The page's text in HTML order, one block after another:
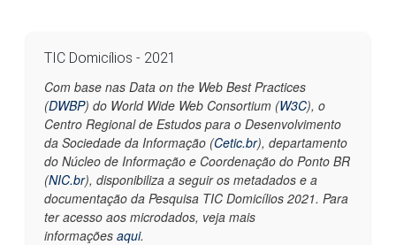
TIC Domicílios - 2021
Com base nas Data on the Web Best Practices
(DWBP) do World Wide Web Consortium (W3C), o
Centro Regional de Estudos para o Desenvolvimento
da Sociedade da Informação (Cetic.br), departamento
do Núcleo de Informação e Coordenação do Ponto BR
(NIC.br), disponibiliza a seguir os metadados e a
documentação da Pesquisa TIC Domicílios 2021. Para
ter acesso aos microdados, veja mais
informações aqui.